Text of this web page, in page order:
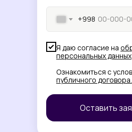
+998
Я даю согласие на
персональных данных.
Ознакомиться с
публичного договора.
Оставить